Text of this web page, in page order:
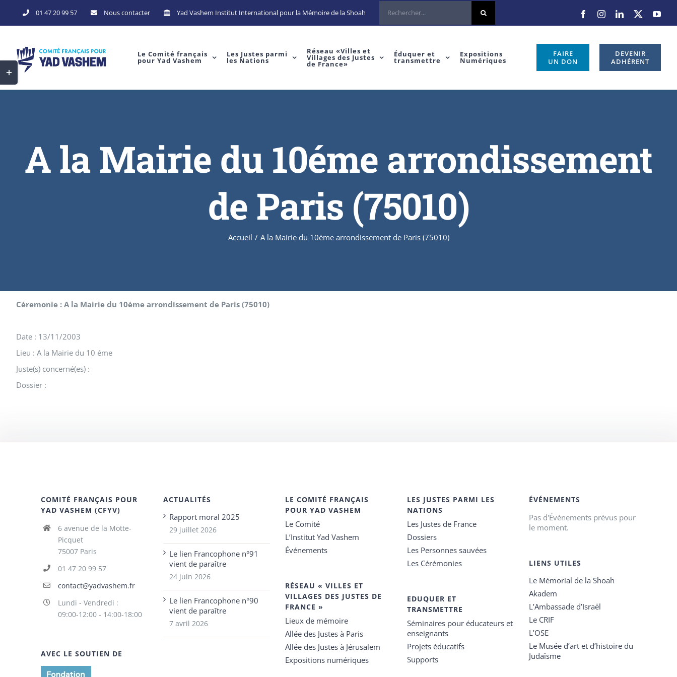
to
01 47 20 99 57 Nous contacter Yad Vashem Institut International pour la Mémoire de la Shoah Rechercher
FacebookInstagramLinkedIn
X
Le Comité français
pour Yad Vashem
Les Justes parmi
les Nations
Réseau «Villes et
Villages des Justes
de France»
Éduquer et
transmettre
Expositions
Numériques
FAIRE
UN DON
DEVENIR
ADHÉRENT
A la Mairie du 10éme arrondissement
de Paris (75010)
Accueil / A la Mairie du 10éme arrondissement de Paris (75010)
Céremonie : A la Mairie du 10éme arrondissement de Paris (75010)
Date : 13/11/2003
Lieu : A la Mairie du 10 éme
Juste(s) concerné(es) :
Dossier :
COMITÉ FRANÇAIS POUR
YAD VASHEM (CFYV)
6 avenue de la Motte-
Picquet
75007 Paris
01 47 20 99 57
contact@yadvashem.fr
Lundi - Vendredi :
09:00-12:00 - 14:00-18:00
AVEC LE SOUTIEN DE
ACTUALITÉS
Rapport moral 2025
29 juillet 2026
Le lien Francophone n°91
vient de paraître
24 juin 2026
Le lien Francophone n°90
vient de paraître
7 avril 2026
LE COMITÉ FRANÇAIS
POUR YAD VASHEM
Le Comité
L’Institut Yad Vashem
Événements
RÉSEAU « VILLES ET
VILLAGES DES JUSTES DE
FRANCE »
Lieux de mémoire
Allée des Justes à Paris
Allée des Justes à Jérusalem
Expositions numériques
LES JUSTES PARMI LES
NATIONS
Les Justes de France
Dossiers
Les Personnes sauvées
Les Cérémonies
EDUQUER ET
TRANSMETTRE
Séminaires pour éducateurs et
enseignants
Projets éducatifs
Supports
ÉVÉNEMENTS
Pas d'Évènements prévus pour
le moment.
LIENS UTILES
Le Mémorial de la Shoah
Akadem
L’Ambassade d’Israël
Le CRIF
L’OSE
Le Musée d’art et d’histoire du
Judaïsme
Toggle
Sliding